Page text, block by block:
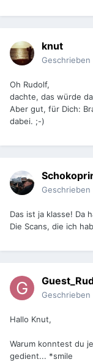
knut
Geschrieben
Oh Rudolf,
dachte, das würde
Aber gut, für Dich:
dabei. ;-)
Geschrieben
Das ist ja klasse! Da
Die Scans, die ich
Geschrieben
Hallo Knut,
Warum konntest du
gedient... *smile